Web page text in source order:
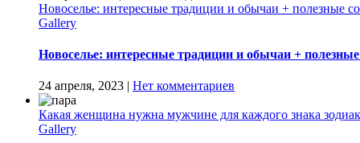
Новоселье: интересные традиции и обычаи + полезные
Gallery
Новоселье: интересные традиции и обычаи +
24 апреля, 2023 | Нет комментариев
Какая женщина нужна мужчине для каждого знака
Gallery